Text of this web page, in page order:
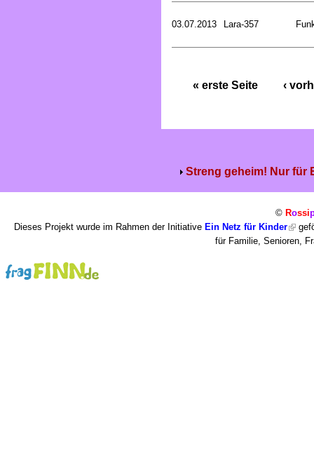
03.07.2013 Lara-357
« erste Seite ‹
Streng geheim! Nur für
© Rossi
Dieses Projekt wurde im Rahmen der Initiative Ein Netz für Kinder
für Familie, Senioren,